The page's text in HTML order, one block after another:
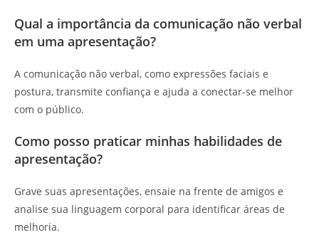
Qual a importância da comunicação não verbal
em uma apresentação?
A comunicação não verbal, como expressões faciais e
postura, transmite confiança e ajuda a conectar-se melhor
com o público.
Como posso praticar minhas habilidades de
apresentação?
Grave suas apresentações, ensaie na frente de amigos e
analise sua linguagem corporal para identificar áreas de
melhoria.